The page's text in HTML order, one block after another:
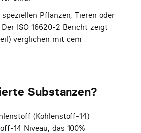
Pflanzen, Tieren oder
ISO 16620-2 Bericht zeigt
verglichen mit dem
Substanzen?
(Kohlenstoff-14)
14 Niveau, das 100%